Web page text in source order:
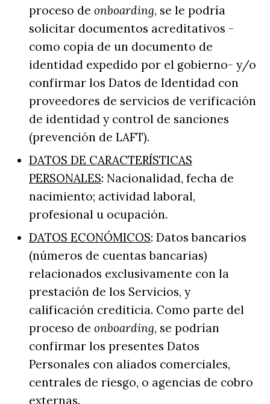
proceso de onboarding, se le podría
solicitar documentos acreditativos -
como copia de un documento de
identidad expedido por el gobierno- y/o
confirmar los Datos de Identidad con
proveedores de servicios de verificación
de identidad y control de sanciones
(prevención de LAFT).
DATOS DE CARACTERÍSTICAS
PERSONALES: Nacionalidad, fecha de
nacimiento; actividad laboral,
profesional u ocupación.
DATOS ECONÓMICOS: Datos bancarios
(números de cuentas bancarias)
relacionados exclusivamente con la
prestación de los Servicios, y
calificación crediticia. Como parte del
proceso de onboarding, se podrían
confirmar los presentes Datos
Personales con aliados comerciales,
centrales de riesgo, o agencias de cobro
externas.